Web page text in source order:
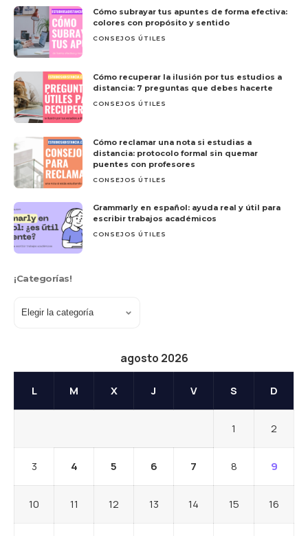
Cómo subrayar tus apuntes de forma efectiva:
colores con propósito y sentido
CONSEJOS ÚTILES
Cómo recuperar la ilusión por tus estudios a
distancia: 7 preguntas que debes hacerte
CONSEJOS ÚTILES
Cómo reclamar una nota si estudias a
distancia: protocolo formal sin quemar
puentes con profesores
CONSEJOS ÚTILES
Grammarly en español: ayuda real y útil para
escribir trabajos académicos
CONSEJOS ÚTILES
¡Categorías!
agosto 2026
L M X J V S D
1 2
3 4 5 6 7 8 9
10 11 12 13 14 15 16